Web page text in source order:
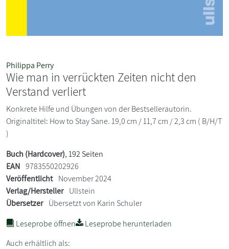
Philippa Perry
Wie man in verrückten Zeiten nicht den
Verstand verliert
Konkrete Hilfe und Übungen von der Bestsellerautorin.
Originaltitel: How to Stay Sane. 19,0 cm / 11,7 cm / 2,3 cm ( B/H/T
)
Buch (Hardcover), 192 Seiten
EAN 9783550202926
Veröffentlicht November 2024
Verlag/Hersteller Ullstein
Übersetzer Übersetzt von Karin Schuler
Leseprobe öffnen
Leseprobe herunterladen
Auch erhältlich als: